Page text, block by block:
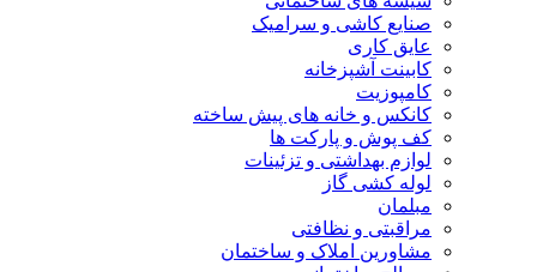
صنایع کاشی و سرامیک
عایق کاری
کابینت آشپزخانه
کامپوزیت
کانکس و خانه های پیش ساخته
کف پوش و پارکت ها
لوازم بهداشتی و تزئینات
لوله کشی گاز
مبلمان
مراقبتی و نظافتی
مشاورین املاک و ساختمان